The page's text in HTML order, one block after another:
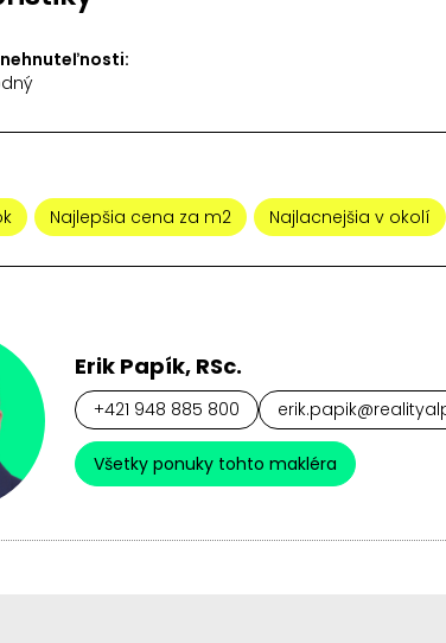
Najlepšia cena za m2 Najlacnejšia v okolí
Erik Papík, RSc.
+421 948 885 800
Všetky ponuky tohto makléra